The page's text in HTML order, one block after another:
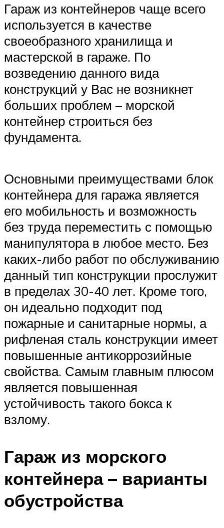
Гараж из контейнеров чаще всего
используется в качестве
своеобразного хранилища и
мастерской в гараже. По
возведению данного вида
конструкций у Вас не возникнет
больших проблем – морской
контейнер строиться без
фундамента.
Основными преимуществами блок
контейнера для гаража является
его мобильность и возможность
без труда переместить с помощью
манипулятора в любое место. Без
каких-либо работ по обслуживанию
данный тип конструкции прослужит
в пределах 30-40 лет. Кроме того,
он идеально подходит под
пожарные и санитарные нормы, а
рифленая сталь конструкции имеет
повышенные антикоррозийные
свойства. Самым главным плюсом
является повышенная
устойчивость такого бокса к
взлому.
Гараж из морского
контейнера – варианты
обустройства